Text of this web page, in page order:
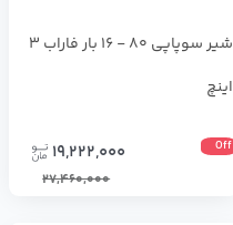
شير سوپاپي 80 - 16 بار فاراب 3
اینچ
Off
19,222,000
27,460,000